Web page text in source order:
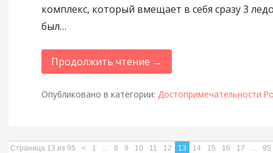
комплекс, который вмещает в себя сразу 3
был…
Продолжить чтение →
Опубликовано в категории: Достопримечательности
Страница 13 из 95 < 1 8 9 10 11 12 13 14 15 16 17 95